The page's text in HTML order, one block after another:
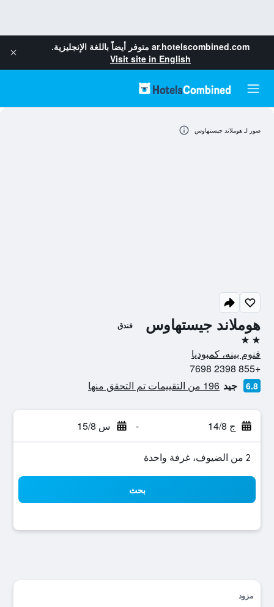
ar.hotelscombined.com متوفر أيضاً باللغة الإنجليزية.
Visit site in English
هوملاند جيستهاوس فندق
2 نجمتين
فنوم بينه، كمبوديا
+855 2398 7698
6.8 جيد 196 من التقييمات تم التحقق منها
ج 14/8 - س 15/8
2 من الضيوف، غرفة واحدة
بحث
مزود
صور لـ هوملاند جيستهاوس